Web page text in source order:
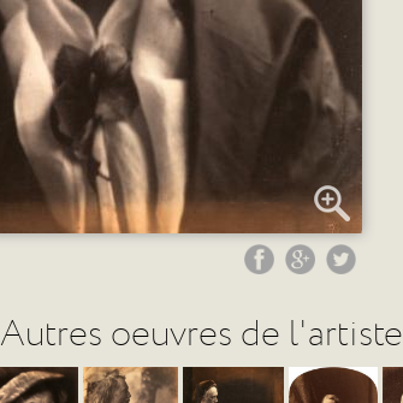
Autres oeuvres de l'artiste